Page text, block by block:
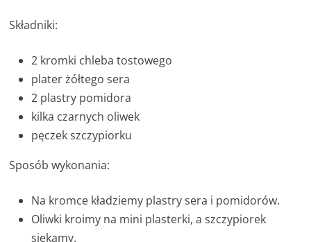
Składniki:
2 kromki chleba tostowego
plater żółtego sera
2 plastry pomidora
kilka czarnych oliwek
pęczek szczypiorku
Sposób wykonania:
Na kromce kładziemy plastry sera i pomidorów.
Oliwki kroimy na mini plasterki, a szczypiorek
siekamy.